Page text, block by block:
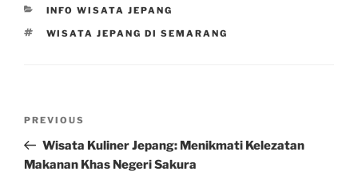
CATEGORIES
INFO WISATA JEPANG
TAGS
WISATA JEPANG DI SEMARANG
Previous
Post
PREVIOUS
Wisata Kuliner Jepang: Menikmati Kelezatan
Makanan Khas Negeri Sakura